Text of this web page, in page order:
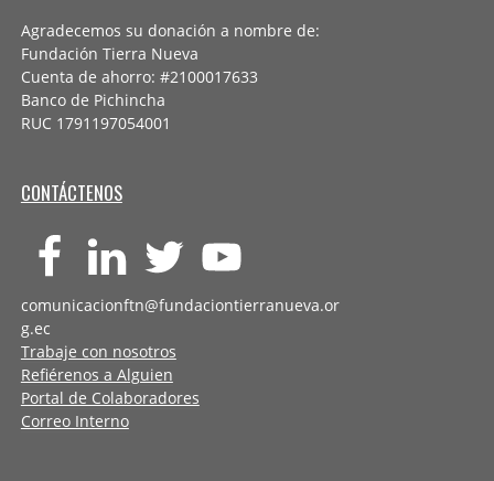
Agradecemos su donación a nombre de:
Fundación Tierra Nueva
Cuenta de ahorro: #2100017633
Banco de Pichincha
RUC 1791197054001
CONTÁCTENOS
comunicacionftn@fundaciontierranueva.or
g.ec
Trabaje con nosotros
Refiérenos a Alguien
Portal de Colaboradores
Correo Interno